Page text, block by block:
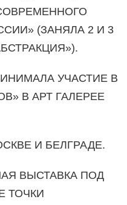
(ЗАНЯЛА 2 И 3
УЧАСТИЕ В
В АРТ ГАЛЕРЕЕ
И БЕЛГРАДЕ.
ВЫСТАВКА ПОД
ТОЧКИ